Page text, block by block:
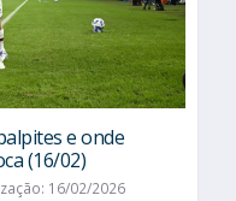
e onde
(16/02)
16/02/2026